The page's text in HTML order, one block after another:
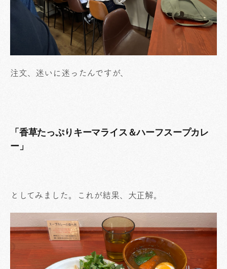
注文、迷いに迷ったんですが、
「香草たっぷりキーマライス＆ハーフスープカレ
ー」
としてみました。これが結果、大正解。